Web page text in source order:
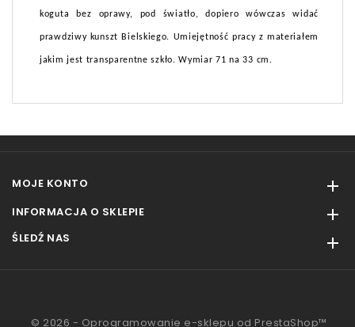
koguta bez oprawy, pod światło, dopiero wówczas widać
prawdziwy kunszt Bielskiego. Umiejętność pracy z materiałem
jakim jest transparentne szkło. Wymiar 71 na 33 cm.
MOJE KONTO 
INFORMACJA O SKLEPIE 
ŚLEDŹ NAS 
© 2026 - Oprogramowanie e-sklepu od PrestaShop™